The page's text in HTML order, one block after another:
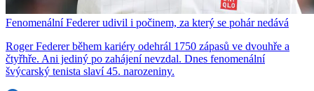
Fenomenální Federer udivil i počinem, za který se pohár nedává
Roger Federer během kariéry odehrál 1750 zápasů ve dvouhře a
čtyřhře. Ani jediný po zahájení nevzdal. Dnes fenomenální
švýcarský tenista slaví 45. narozeniny.